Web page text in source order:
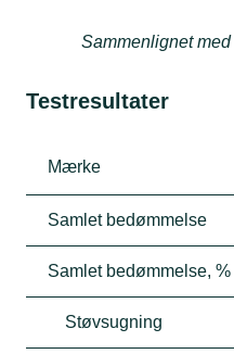
Sammenlignet med
Testresultater
Mærke
Samlet bedømmelse
Samlet bedømmelse, %
Støvsugning